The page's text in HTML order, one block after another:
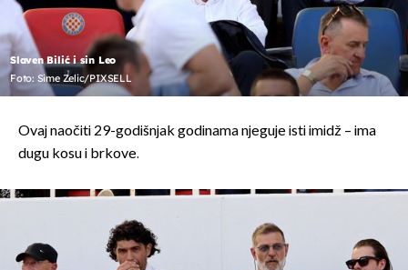
Slaven Bilić i sin Leo
Foto: Sime Zelic/PIXSELL
Ovaj naočiti 29-godišnjak godinama njeguje isti imidž – ima
dugu kosu i brkove.